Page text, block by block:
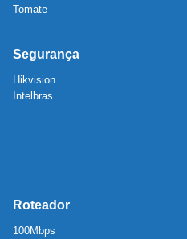
Tomate
Segurança
Hikvision
Intelbras
Roteador
100Mbps